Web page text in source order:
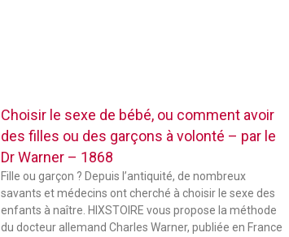
Choisir le sexe de bébé, ou comment avoir
des filles ou des garçons à volonté – par le
Dr Warner – 1868
Fille ou garçon ? Depuis l’antiquité, de nombreux
savants et médecins ont cherché à choisir le sexe des
enfants à naître. HIXSTOIRE vous propose la méthode
du docteur allemand Charles Warner, publiée en France